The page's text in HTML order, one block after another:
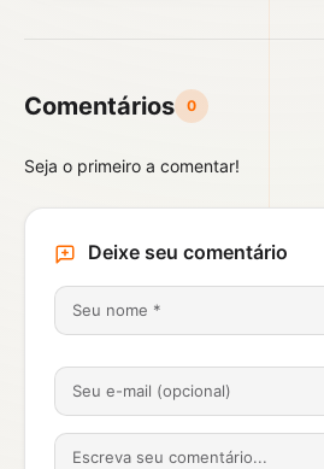
Comentários 0
Seja o primeiro a comentar!
Deixe seu comentário